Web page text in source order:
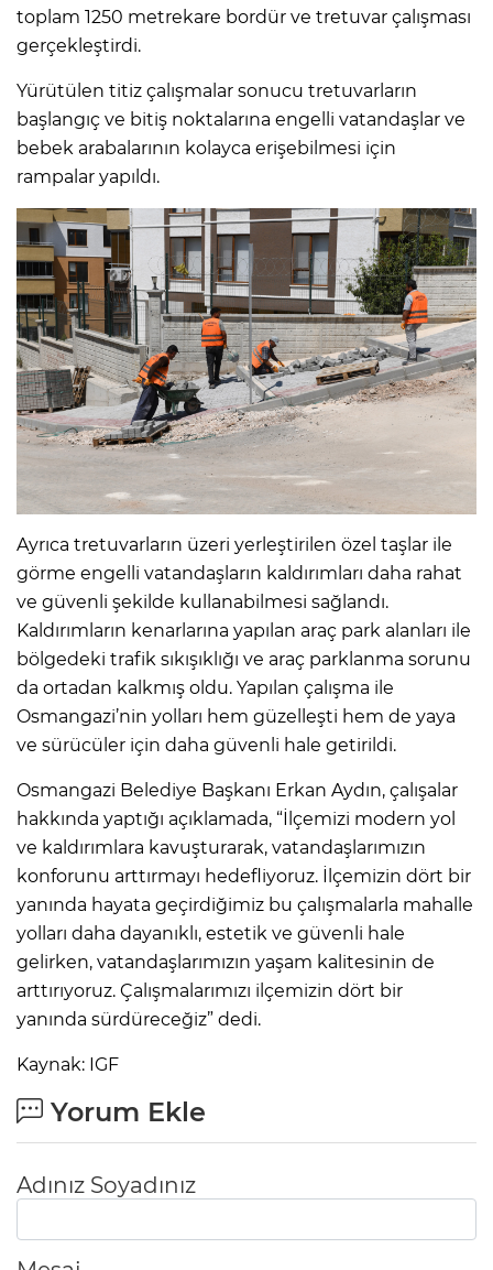
toplam 1250 metrekare bordür ve tretuvar çalışması
gerçekleştirdi.
Yürütülen titiz çalışmalar sonucu tretuvarların
başlangıç ve bitiş noktalarına engelli vatandaşlar ve
bebek arabalarının kolayca erişebilmesi için
rampalar yapıldı.
Ayrıca tretuvarların üzeri yerleştirilen özel taşlar ile
görme engelli vatandaşların kaldırımları daha rahat
ve güvenli şekilde kullanabilmesi sağlandı.
Kaldırımların kenarlarına yapılan araç park alanları ile
bölgedeki trafik sıkışıklığı ve araç parklanma sorunu
da ortadan kalkmış oldu. Yapılan çalışma ile
Osmangazi’nin yolları hem güzelleşti hem de yaya
ve sürücüler için daha güvenli hale getirildi.
Osmangazi Belediye Başkanı Erkan Aydın, çalışalar
hakkında yaptığı açıklamada, “İlçemizi modern yol
ve kaldırımlara kavuşturarak, vatandaşlarımızın
konforunu arttırmayı hedefliyoruz. İlçemizin dört bir
yanında hayata geçirdiğimiz bu çalışmalarla mahalle
yolları daha dayanıklı, estetik ve güvenli hale
gelirken, vatandaşlarımızın yaşam kalitesinin de
arttırıyoruz. Çalışmalarımızı ilçemizin dört bir
yanında sürdüreceğiz” dedi.
Kaynak: IGF
Yorum Ekle
Adınız Soyadınız